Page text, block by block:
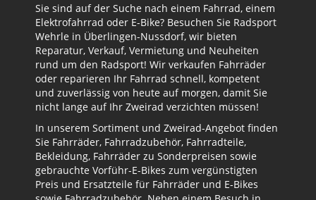
Sie sind auf der Suche nach einem Fahrrad, einem
Elektrofahrrad oder E-Bike? Besuchen Sie Radsport
Wehrle in Überlingen-Nussdorf, wir bieten
Reparatur, Verkauf, Vermietung und Neuheiten
rund um den Radsport! Wir verkaufen Fahrräder
oder reparieren Ihr Fahrrad schnell, kompetent
und zuverlässig von heute auf morgen, damit Sie
nicht lange auf Ihr Zweirad verzichten müssen!
In unserem Sortiment und Zweirad-Angebot finden
Sie Fahrräder, Fahrradzubehör, Fahrradteile,
Bekleidung, Fahrräder zu Sonderpreisen sowie
gebrauchte Vorführ-E-Bikes zum vergünstigten
Preis und Ersatzteile für Fahrräder und E-Bikes